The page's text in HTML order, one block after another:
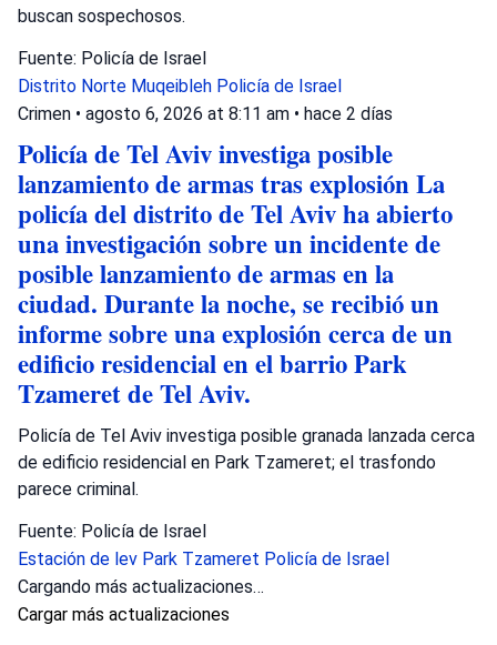
buscan sospechosos.
Fuente: Policía de Israel
Distrito Norte Muqeibleh Policía de Israel
Crimen • agosto 6, 2026 at 8:11 am • hace 2 días
Policía de Tel Aviv investiga posible
lanzamiento de armas tras explosión La
policía del distrito de Tel Aviv ha abierto
una investigación sobre un incidente de
posible lanzamiento de armas en la
ciudad. Durante la noche, se recibió un
informe sobre una explosión cerca de un
edificio residencial en el barrio Park
Tzameret de Tel Aviv.
Policía de Tel Aviv investiga posible granada lanzada cerca
de edificio residencial en Park Tzameret; el trasfondo
parece criminal.
Fuente: Policía de Israel
Estación de lev Park Tzameret Policía de Israel
Cargando más actualizaciones…
Cargar más actualizaciones